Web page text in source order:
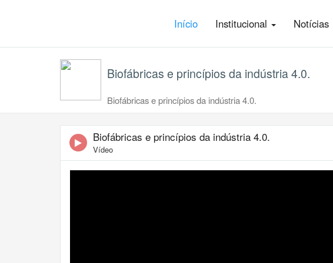
Início Institucional Notícias
Biofábricas e princípios da indústria 4.0.
Biofábricas e princípios da indústria 4.0.
Biofábricas e princípios da indústria 4.0.
Vídeo